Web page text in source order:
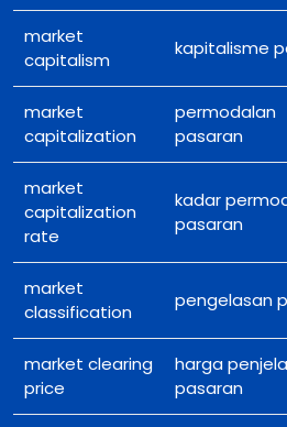
market
capitalism
kapitalisme
market
capitalization
permodalan
pasaran
market
capitalization
rate
kadar
pasaran
market
classification
pengelasan
market clearing
price
harga
pasaran